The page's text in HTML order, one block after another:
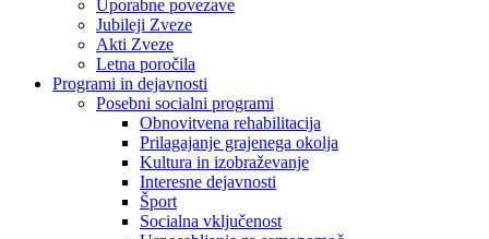
Uporabne povezave
Jubileji Zveze
Akti Zveze
Letna poročila
Programi in dejavnosti
Posebni socialni programi
Obnovitvena rehabilitacija
Prilagajanje grajenega okolja
Kultura in izobraževanje
Interesne dejavnosti
Šport
Socialna vključenost